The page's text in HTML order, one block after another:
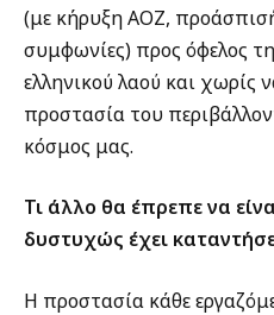
(με κήρυξη ΑΟΖ,
συμφωνίες) προς όφελος
ελληνικού λαού και χωρίς
προστασία του
κόσμος μας.
Τι άλλο θα έπρεπε να
δυστυχώς έχει
Η προστασία κάθε